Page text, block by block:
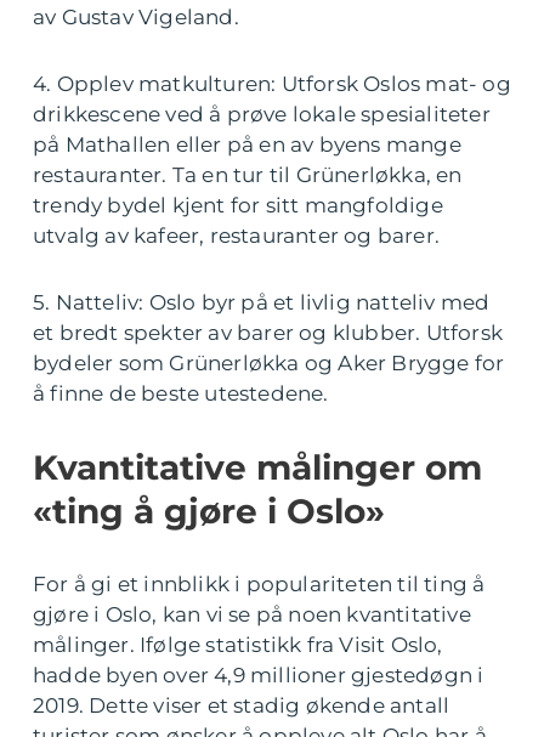
av Gustav Vigeland.
4. Opplev matkulturen: Utforsk Oslos mat- og
drikkescene ved å prøve lokale spesialiteter
på Mathallen eller på en av byens mange
restauranter. Ta en tur til Grünerløkka, en
trendy bydel kjent for sitt mangfoldige
utvalg av kafeer, restauranter og barer.
5. Natteliv: Oslo byr på et livlig natteliv med
et bredt spekter av barer og klubber. Utforsk
bydeler som Grünerløkka og Aker Brygge for
å finne de beste utestedene.
Kvantitative målinger om
«ting å gjøre i Oslo»
For å gi et innblikk i populariteten til ting å
gjøre i Oslo, kan vi se på noen kvantitative
målinger. Ifølge statistikk fra Visit Oslo,
hadde byen over 4,9 millioner gjestedøgn i
2019. Dette viser et stadig økende antall